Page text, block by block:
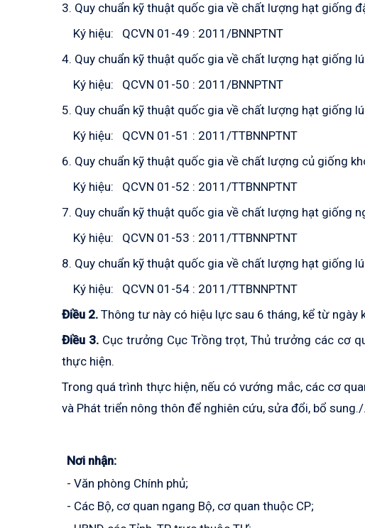
3. Quy chuẩn kỹ thuật quốc gia về chất lượng hạt giống
Ký hiệu: QCVN 01-49 : 2011/BNNPTNT
4. Quy chuẩn kỹ thuật quốc gia về chất lượng hạt giống
Ký hiệu: QCVN 01-50 : 2011/BNNPTNT
5. Quy chuẩn kỹ thuật quốc gia về chất lượng hạt giống
Ký hiệu: QCVN 01-51 : 2011/TTBNNPTNT
6. Quy chuẩn kỹ thuật quốc gia về chất lượng củ giống
Ký hiệu: QCVN 01-52 : 2011/TTBNNPTNT
7. Quy chuẩn kỹ thuật quốc gia về chất lượng hạt giống
Ký hiệu: QCVN 01-53 : 2011/TTBNNPTNT
8. Quy chuẩn kỹ thuật quốc gia về chất lượng hạt giống
Ký hiệu: QCVN 01-54 : 2011/TTBNNPTNT
Điều 2. Thông tư này có hiệu lực sau 6 tháng, kể từ ngày
Điều 3.Cục trưởng Cục Trồng trọt, Thủ trưởng các cơ
thực hiện.
Trong quá trình thực hiện, nếu có vướng mắc, các cơ
và Phát triển nông thôn để nghiên cứu, sửa đổi, bổ sung./.
Nơi nhận:
- Văn phòng Chính phủ;
- Các Bộ, cơ quan ngang Bộ, cơ quan thuộc CP;